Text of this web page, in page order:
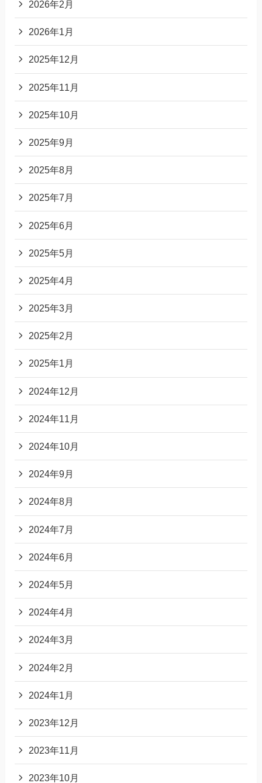
2026年2月
2026年1月
2025年12月
2025年11月
2025年10月
2025年9月
2025年8月
2025年7月
2025年6月
2025年5月
2025年4月
2025年3月
2025年2月
2025年1月
2024年12月
2024年11月
2024年10月
2024年9月
2024年8月
2024年7月
2024年6月
2024年5月
2024年4月
2024年3月
2024年2月
2024年1月
2023年12月
2023年11月
2023年10月